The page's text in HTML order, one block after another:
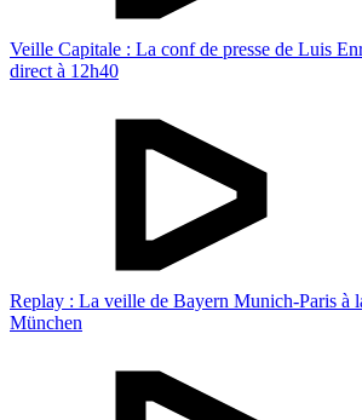
Veille Capitale : La conf de presse de Luis
direct à 12h40
Replay : La veille de Bayern Munich-Paris à
München